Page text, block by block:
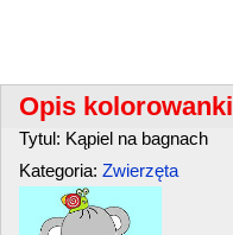
Opis kolorowanki
Tytul: Kąpiel na bagnach
Kategoria: Zwierzęta